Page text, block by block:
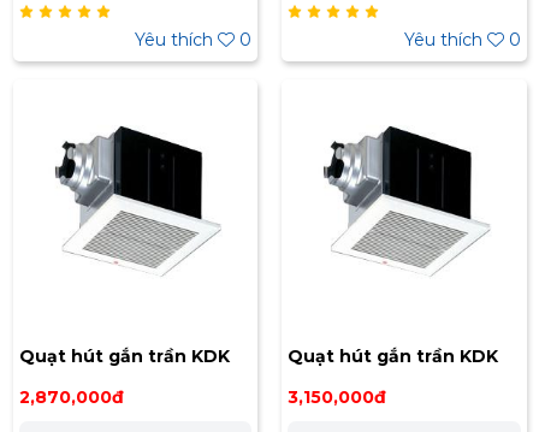
nhất cho dự án. Miền
Bắc : 0989 310 979 -
0973 106 269 Miền Nam:
Yêu thích 0
nhất cho dự án. Miền
Bắc : 0989 310 979 -
0973 106 269 Miền Nam:
Yêu thích 0
Quạt hút gắn trần KDK
24CDG
2,870,000đ
Quạt hút gắn trần KDK
24CHG
3,150,000đ